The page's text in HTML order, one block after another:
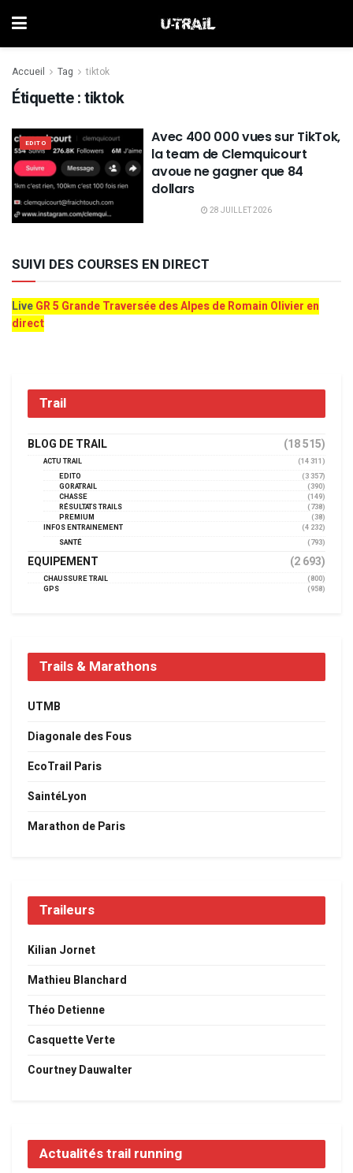
Accueil Tag tiktok
Étiquette :tiktok
EDITO
Avec 400 000 vues sur TikTok,
la team de Clemquicourt
avoue ne gagner que 84
dollars
28 JUILLET 2026
SUIVI DES COURSES EN DIRECT
LiveGR 5 Grande Traversée des Alpes de Romain Olivier en
direct
Trail
BLOG DE TRAIL (18 515)
ACTU TRAIL
(14 311)
EDITO
(3 357)
GORATRAIL
(390)
CHASSE
(149)
RÉSULTATS TRAILS
(738)
PREMIUM
(38)
INFOS ENTRAINEMENT
(4 232)
SANTÉ
(793)
EQUIPEMENT (2 693)
CHAUSSURE TRAIL
(800)
GPS
(958)
Trails & Marathons
UTMB
Diagonale des Fous
EcoTrail Paris
SaintéLyon
Marathon de Paris
Traileurs
Kilian Jornet
Mathieu Blanchard
Théo Detienne
Casquette Verte
Courtney Dauwalter
Actualités trail running